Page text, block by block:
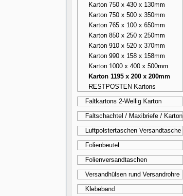
Karton 750 x 430 x 130mm
Karton 750 x 500 x 350mm
Karton 765 x 100 x 650mm
Karton 850 x 250 x 250mm
Karton 910 x 520 x 370mm
Karton 990 x 158 x 158mm
Karton 1000 x 400 x 500mm
Karton 1195 x 200 x 200mm
RESTPOSTEN Kartons
Faltkartons 2-Wellig Karton
Faltschachtel / Maxibriefe / Karton
Luftpolstertaschen Versandtasche
Folienbeutel
Folienversandtaschen
Versandhülsen rund Versandrohre
Klebeband